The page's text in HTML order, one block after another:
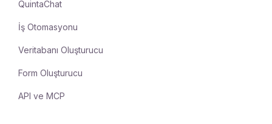
QuintaChat
İş Otomasyonu
Veritabanı Oluşturucu
Form Oluşturucu
API ve MCP